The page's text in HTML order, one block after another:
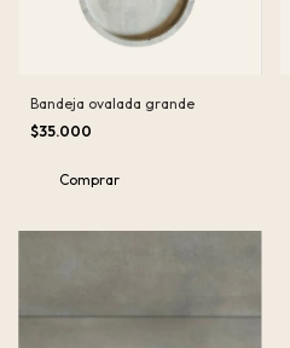
Bandeja ovalada grande
$35.000
Comprar